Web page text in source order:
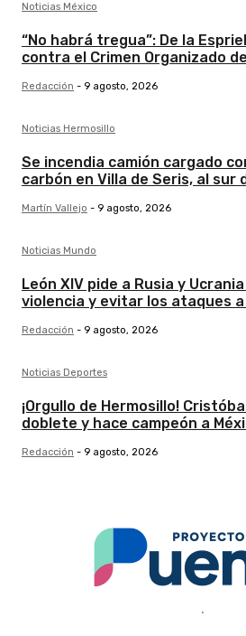
Noticias México
“No habrá tregua”: De la
contra el Crimen Organizado
Redacción - 9 agosto, 2026
Noticias Hermosillo
Se incendia camión cargado
carbón en Villa de Seris, al sur
Martín Vallejo - 9 agosto, 2026
Noticias Mundo
León XIV pide a Rusia y
violencia y evitar los ataques
Redacción - 9 agosto, 2026
Noticias Deportes
¡Orgullo de Hermosillo!
doblete y hace campeón a
Redacción - 9 agosto, 2026
.